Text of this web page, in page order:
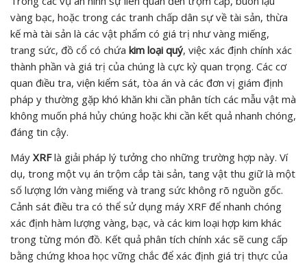
vàng bạc, hoặc trong các tranh chấp dân sự về tài sản, thừa
kế mà tài sản là các vật phẩm có giá trị như vàng miếng,
trang sức, đồ cổ có chứa kim loại quý, việc xác định chính xác
thành phần và giá trị của chúng là cực kỳ quan trọng. Các cơ
quan điều tra, viện kiểm sát, tòa án và các đơn vị giám định
pháp y thường gặp khó khăn khi cần phân tích các mẫu vật mà
không muốn phá hủy chúng hoặc khi cần kết quả nhanh chóng,
đáng tin cậy.
Máy XRFlà giải pháp lý tưởng cho những trường hợp này. Ví
dụ, trong một vụ án trộm cắp tài sản, tang vật thu giữ là một
số lượng lớn vàng miếng và trang sức không rõ nguồn gốc.
Cảnh sát điều tra có thể sử dụng máy XRF để nhanh chóng
xác định hàm lượng vàng, bạc, và các kim loại hợp kim khác
trong từng món đồ. Kết quả phân tích chính xác sẽ cung cấp
bằng chứng khoa học vững chắc để xác định giá trị thực của